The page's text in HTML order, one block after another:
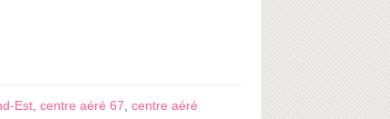
Est, centre aéré 67, centre aéré